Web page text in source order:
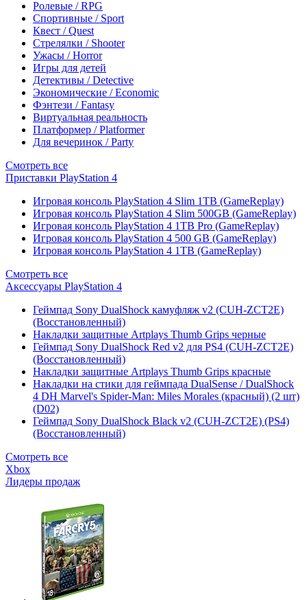
Ролевые / RPG
Спортивные / Sport
Квест / Quest
Стрелялки / Shooter
Ужасы / Horror
Игры для детей
Детективы / Detective
Экономические / Economic
Фэнтези / Fantasy
Виртуальная реальность
Платформер / Platformer
Для вечеринок / Party
Смотреть все
Приставки PlayStation 4
Игровая консоль PlayStation 4 Slim 1TB (GameReplay)
Игровая консоль PlayStation 4 Slim 500GB (GameReplay)
Игровая консоль PlayStation 4 1TB Pro (GameReplay)
Игровая консоль PlayStation 4 500 GB (GameReplay)
Игровая консоль PlayStation 4 1TB (GameReplay)
Смотреть все
Аксессуары PlayStation 4
Геймпад Sony DualShock камуфляж v2 (CUH-ZCT2E)
(Восстановленный)
Накладки защитные Artplays Thumb Grips черные
Геймпад Sony DualShock Red v2 для PS4 (CUH-ZCT2E)
(Восстановленный)
Накладки защитные Artplays Thumb Grips красные
Накладки на стики для геймпада DualSense / DualShock
4 DH Marvel's Spider-Man: Miles Morales (красный) (2 шт)
(D02)
Геймпад Sony DualShock Black v2 (CUH-ZCT2E) (PS4)
(Восстановленный)
Смотреть все
Xbox
Лидеры продаж